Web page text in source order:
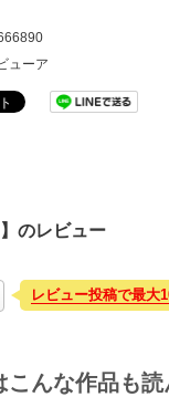
ューア
のレビュー
レビュー投稿で最大
こんな作品も